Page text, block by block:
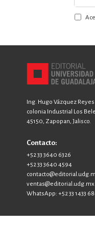
a
Ing. Hugo Vázquez
colonia Industrial Los
45150, Zapopan, Jalisco.
Contacto:
+52 33 3640 6326
+52 33 3640 4594
ventas@editorial.udg.mx
WhatsApp: +52 33 1433